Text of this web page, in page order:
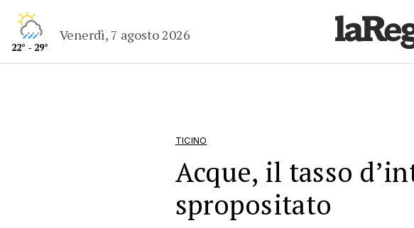
22° - 29°
Venerdì, 7 agosto 2026
TICINO
Acque, il tasso
spropositato